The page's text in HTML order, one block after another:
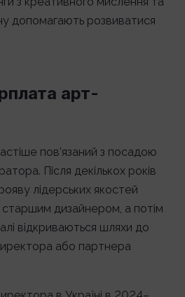
допомагають розвиватися
арт-
пов’язаний з посадою
Після декількох років
лідерських якостей
дизайнером, а потім
відкриваються шляхи до
або партнера